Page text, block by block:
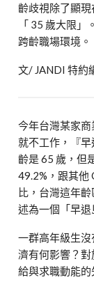
齡歧視除了顯
「 35 歲大限
跨齡職場環境。
文/ JANDI 特約
今年台灣某家
就不工作，『
齡是 65 歲，但
49.2%，跟其他
比，台灣這年
述為一個「早退
一群高年級生
濟有何影響？
給與求職動能的